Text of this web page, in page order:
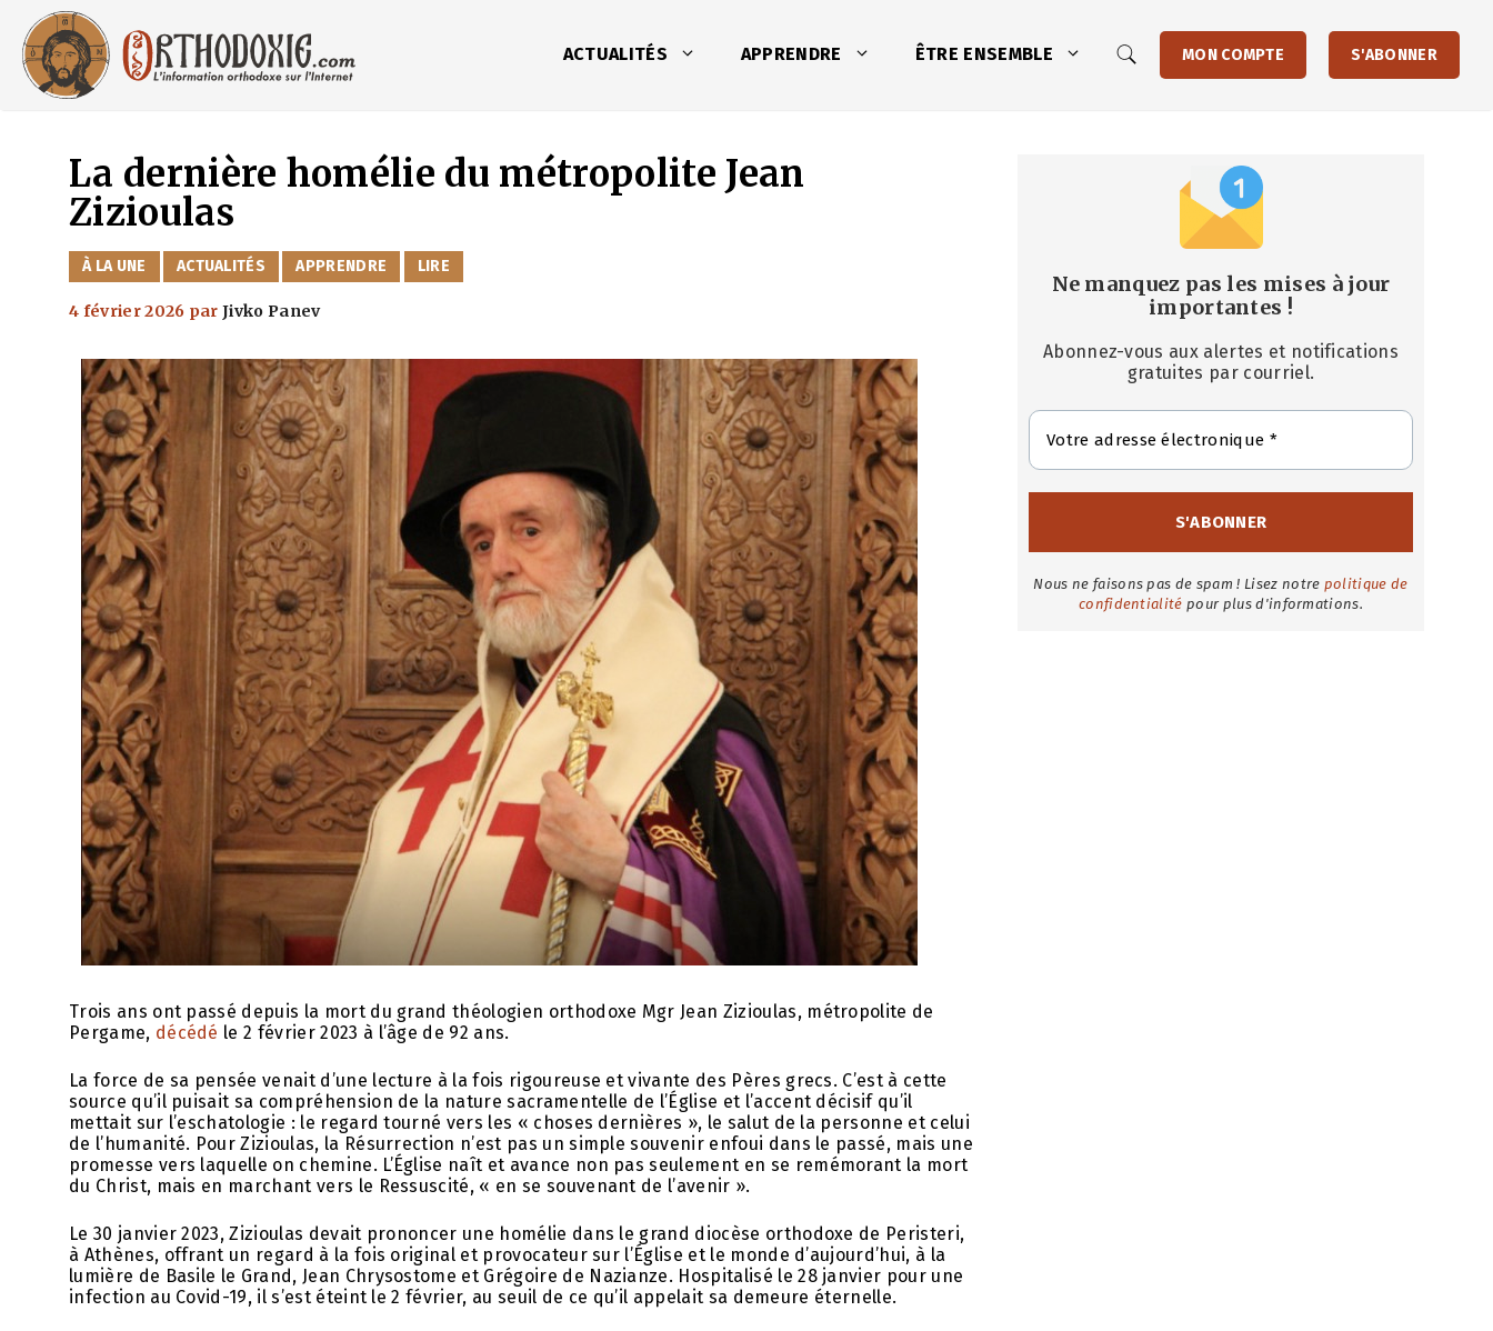
contenu
ACTUALITÉS APPRENDRE ÊTRE ENSEMBLE MON COMPTE S'ABONNER
La dernière homélie du métropolite Jean
Zizioulas
CATÉGORIES
À LA UNE ACTUALITÉS APPRENDRE LIRE
4 février 2026 parJivko Panev
Trois ans ont passé depuis la mort du grand théologien orthodoxe Mgr Jean Zizioulas, métropolite de
Pergame, décédé le 2 février 2023 à l’âge de 92 ans.
La force de sa pensée venait d’une lecture à la fois rigoureuse et vivante des Pères grecs. C’est à cette
source qu’il puisait sa compréhension de la nature sacramentelle de l’Église et l’accent décisif qu’il
mettait sur l’eschatologie : le regard tourné vers les « choses dernières », le salut de la personne et celui
de l’humanité. Pour Zizioulas, la Résurrection n’est pas un simple souvenir enfoui dans le passé, mais une
promesse vers laquelle on chemine. L’Église naît et avance non pas seulement en se remémorant la mort
du Christ, mais en marchant vers le Ressuscité, « en se souvenant de l’avenir ».
Le 30 janvier 2023, Zizioulas devait prononcer une homélie dans le grand diocèse orthodoxe de Peristeri,
à Athènes, offrant un regard à la fois original et provocateur sur l’Église et le monde d’aujourd’hui, à la
lumière de Basile le Grand, Jean Chrysostome et Grégoire de Nazianze. Hospitalisé le 28 janvier pour une
infection au Covid-19, il s’est éteint le 2 février, au seuil de ce qu’il appelait sa demeure éternelle.
Ne manquez pas les mises à jour
importantes !
Abonnez-vous aux alertes et notifications
gratuites par courriel.
Nous ne faisons pas de spam ! Lisez notre politique de
confidentialité pour plus d'informations.